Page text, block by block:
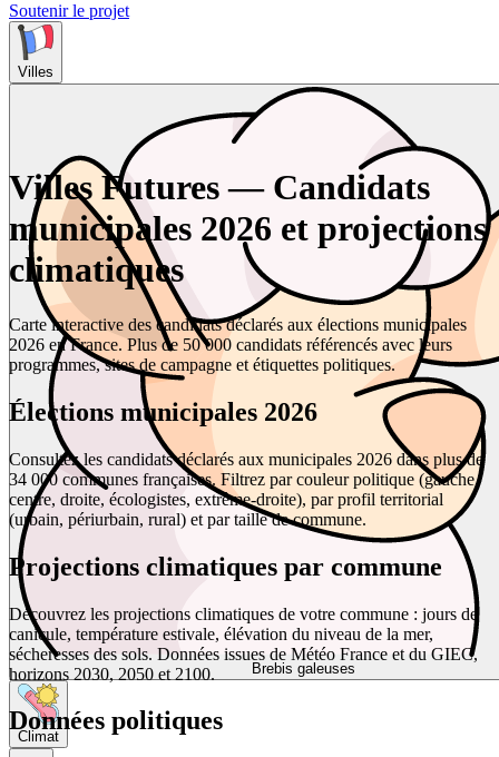
Soutenir le projet
Villes
Brebis galeuses
Climat
Villes Futures — Candidats
municipales 2026 et projections
climatiques
Carte interactive des candidats déclarés aux élections municipales
2026 en France. Plus de 50 000 candidats référencés avec leurs
programmes, sites de campagne et étiquettes politiques.
Élections municipales 2026
Consultez les candidats déclarés aux municipales 2026 dans plus de
34 000 communes françaises. Filtrez par couleur politique (gauche,
centre, droite, écologistes, extrême-droite), par profil territorial
(urbain, périurbain, rural) et par taille de commune.
Projections climatiques par commune
Découvrez les projections climatiques de votre commune : jours de
canicule, température estivale, élévation du niveau de la mer,
sécheresses des sols. Données issues de Météo France et du GIEC,
horizons 2030, 2050 et 2100.
Données politiques